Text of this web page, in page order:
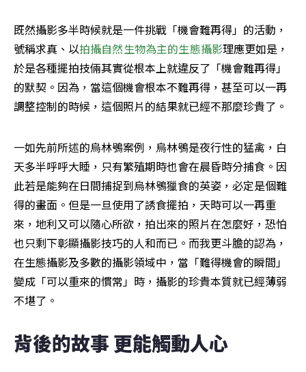
既然攝影多半時候就是一件挑戰「機會難再得」的活動，
號稱求真、以拍攝自然生物為主的生態攝影理應更如是，
於是各種擺拍技倆其實從根本上就違反了「機會難再得」
的默契。因為，當這個機會根本不難再得，甚至可以一再
調整控制的時候，這個照片的結果就已經不那麼珍貴了。
一如先前所述的烏林鴞案例，烏林鴞是夜行性的猛禽，白
天多半呼呼大睡，只有繁殖期時也會在晨昏時分捕食。因
此若是能夠在日間捕捉到烏林鴞獵食的英姿，必定是個難
得的畫面。但是一旦使用了誘食擺拍，天時可以一再重
來，地利又可以隨心所欲，拍出來的照片在怎麼好，恐怕
也只剩下彰顯攝影技巧的人和而已。而我更斗膽的認為，
在生態攝影及多數的攝影領域中，當「難得機會的瞬間」
變成「可以重來的慣常」時，攝影的珍貴本質就已經薄弱
不堪了。
背後的故事 更能觸動人心